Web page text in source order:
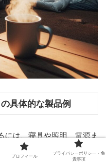
具体的な製品例
には、寝具や照明、電源ま
まず寝具に関しては、段差
プロフィール
プライバシーポリシー・免
責事項